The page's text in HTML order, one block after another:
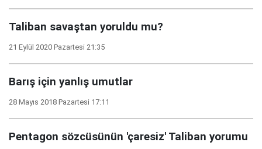
Taliban savaştan yoruldu mu?
21 Eylül 2020 Pazartesi 21:35
Barış için yanlış umutlar
28 Mayıs 2018 Pazartesi 17:11
Pentagon sözcüsünün 'çaresiz' Taliban yorumu